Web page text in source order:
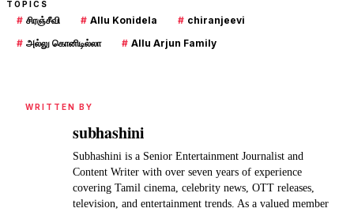
TOPICS
# சிரஞ்சீவி # Allu Konidela # chiranjeevi
# அல்லு கொனிடில்லா # Allu Arjun Family
WRITTEN BY
subhashini
Subhashini is a Senior Entertainment Journalist and
Content Writer with over seven years of experience
covering Tamil cinema, celebrity news, OTT releases,
television, and entertainment trends. As a valued member